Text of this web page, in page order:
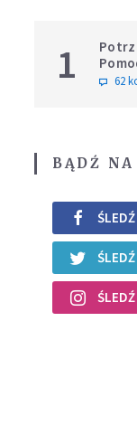
1 62
BĄDŹ